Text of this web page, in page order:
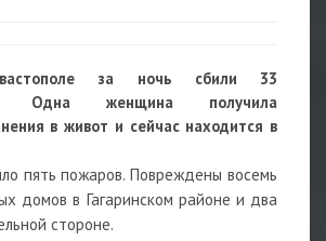
за ночь сбили 33
Одна женщина получила
в живот и сейчас находится в
пять пожаров. Повреждены восемь
домов в Гагаринском районе и два
стороне.